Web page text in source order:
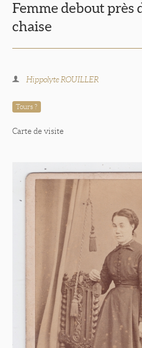
Femme debout près
chaise
Hippolyte ROUILLER
Tours ?
Carte de visite